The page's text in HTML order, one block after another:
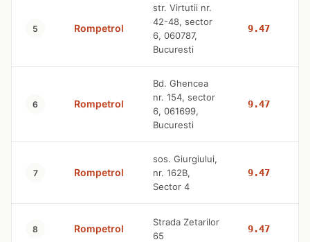
5 Rompetrol
str. Virtutii nr.
42-48, sector
6, 060787,
Bucuresti
9.47
6 Rompetrol
Bd. Ghencea
nr. 154, sector
6, 061699,
Bucuresti
9.47
7 Rompetrol
sos. Giurgiului,
nr. 162B,
Sector 4
9.47
8 Rompetrol
Strada Zetarilor
65
9.47